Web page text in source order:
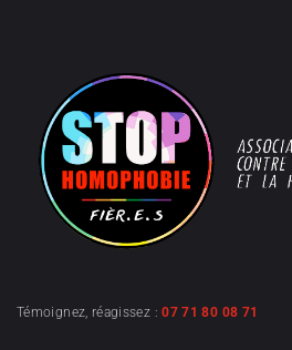
Témoignez, réagissez :07 71 80 08 71